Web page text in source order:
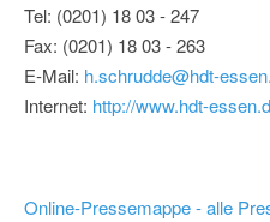
Tel: (0201) 18 03 - 247
Fax: (0201) 18 03 - 263
E-Mail: h.schrudde@hdt-
Internet: http://www.hdt-
Online-Pressemappe - alle